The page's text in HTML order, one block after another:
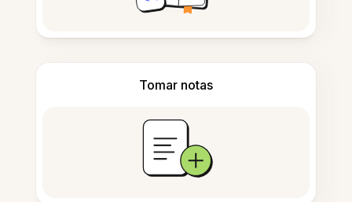
Tomar notas